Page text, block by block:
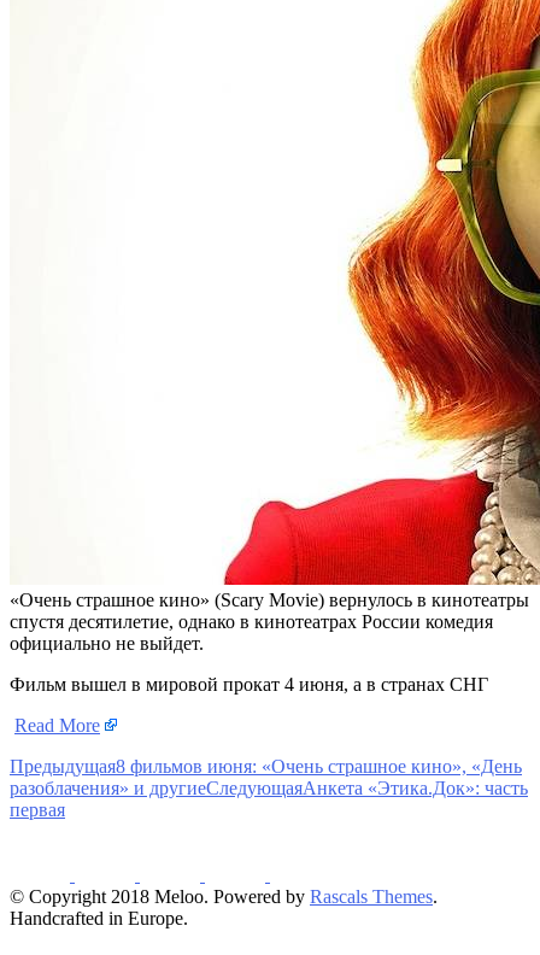
«Очень страшное кино» (Scary Movie) вернулось в кинотеатры
спустя десятилетие, однако в кинотеатрах России комедия
официально не выйдет.
Фильм вышел в мировой прокат 4 июня, а в странах СНГ
Read More
Предыдущая8 фильмов июня: «Очень страшное кино», «День
разоблачения» и другиеСледующаяАнкета «Этика.Док»: часть
первая
© Copyright 2018 Meloo. Powered by Rascals Themes.
Handcrafted in Europe.